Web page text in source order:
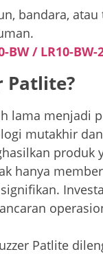
bandara,
BW / LR10-BW-
Patlite?
lama menjadi
mutakhir
produk
hanya
Patlite